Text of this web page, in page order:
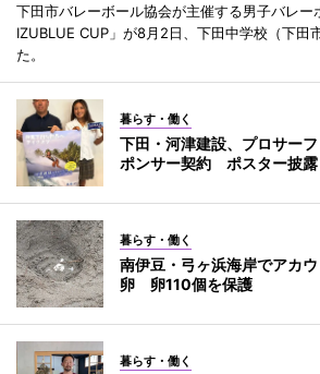
下田市バレーボール協会が主催する男子バレー
IZUBLUE CUP」が8月2日、下田中学校（下田
た。
暮らす・働く
下田・河津建設、プロサー
ポンサー契約 ポスター披露
暮らす・働く
南伊豆・弓ヶ浜海岸でアカ
卵 卵110個を保護
暮らす・働く